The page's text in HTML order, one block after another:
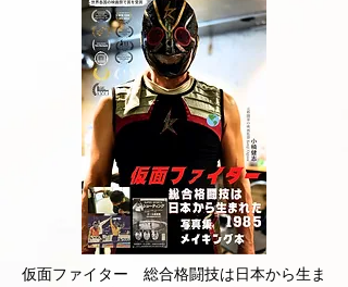
仮面ファイター 総合格闘技は日本から生ま